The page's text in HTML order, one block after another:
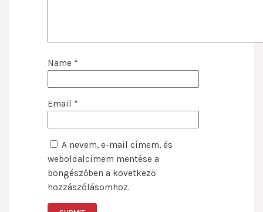
Name *
Email *
A nevem, e-mail címem, és
weboldalcímem mentése a
böngészőben a következő
hozzászólásomhoz.